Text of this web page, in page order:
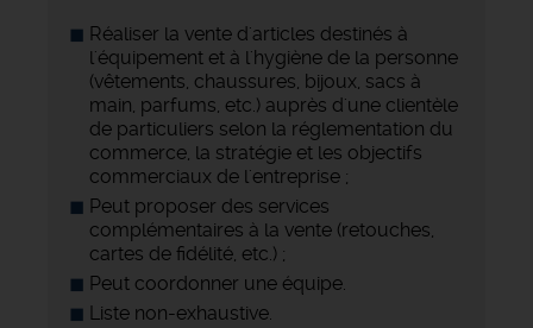
Réaliser la vente d'articles destinés à
l'équipement et à l'hygiène de la personne
(vêtements, chaussures, bijoux, sacs à
main, parfums, etc.) auprès d'une clientèle
de particuliers selon la réglementation du
commerce, la stratégie et les objectifs
commerciaux de l'entreprise ;
Peut proposer des services
complémentaires à la vente (retouches,
cartes de fidélité, etc.) ;
Peut coordonner une équipe.
Liste non-exhaustive.